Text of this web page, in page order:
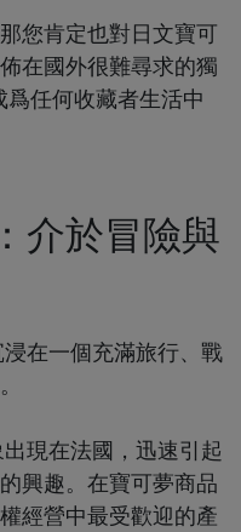
您肯定也對日文寶可
在國外很難尋求的獨
任何收藏者生活中
介於冒險與
在一個充滿旅行、戰
現在法國，迅速引起
興趣。在寶可夢商品
經營中最受歡迎的產